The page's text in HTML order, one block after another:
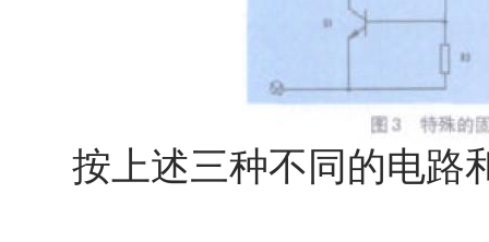
按上述三种不同的电路